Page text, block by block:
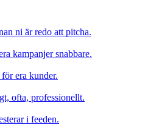
ni är redo att pitcha.
kampanjer snabbare.
era kunder.
ofta, professionellt.
i feeden.